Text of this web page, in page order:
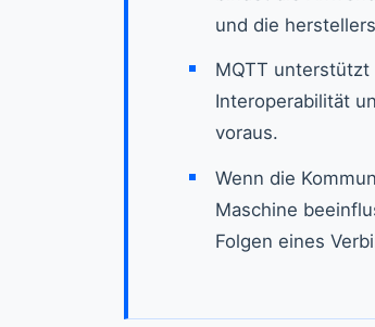
und die
MQTT
Interoperabilität
voraus.
Wenn die
Maschine
Folgen eines